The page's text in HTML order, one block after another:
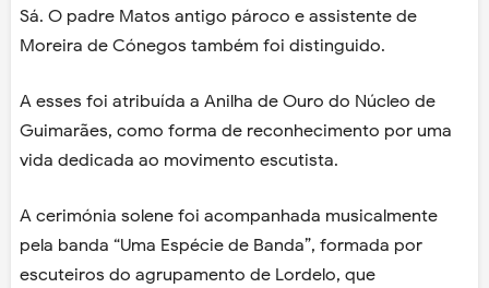
Sá. O padre Matos antigo pároco e assistente de
Moreira de Cónegos também foi distinguido.
A esses foi atribuída a Anilha de Ouro do Núcleo de
Guimarães, como forma de reconhecimento por uma
vida dedicada ao movimento escutista.
A cerimónia solene foi acompanhada musicalmente
pela banda “Uma Espécie de Banda”, formada por
escuteiros do agrupamento de Lordelo, que